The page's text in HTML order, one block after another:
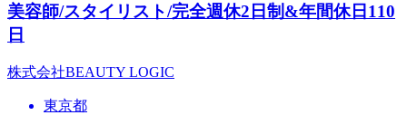
美容師/スタイリスト/完全週休2日制&年間休日110
日
株式会社BEAUTY LOGIC
東京都